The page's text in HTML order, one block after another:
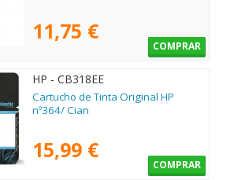
11,75 €
COMPRAR
HP - CB318EE
Cartucho de Tinta Original HP
nº364/ Cian
15,99 €
COMPRAR